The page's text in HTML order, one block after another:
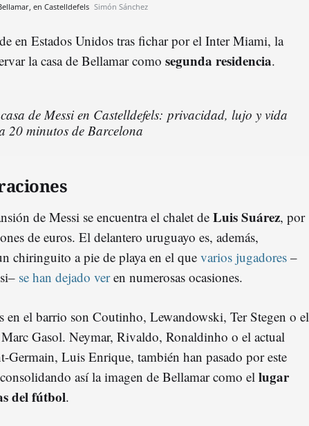
en Castelldefels Simón Sánchez
en Estados Unidos tras fichar por el Inter Miami, la
la casa de Bellamar como segunda residencia.
de Messi en Castelldefels: privacidad, lujo y vida
20 minutos de Barcelona
de Messi se encuentra el chalet de Luis Suárez, por
de euros. El delantero uruguayo es, además,
chiringuito a pie de playa en el que varios jugadores –
se han dejado veren numerosas ocasiones.
en el barrio son Coutinho, Lewandowski, Ter Stegen o el
Gasol. Neymar, Rivaldo, Ronaldinho o el actual
Germain, Luis Enrique, también han pasado por este
así la imagen de Bellamar como el lugar
del fútbol.